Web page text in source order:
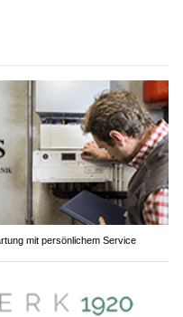
mit persönlichem Service